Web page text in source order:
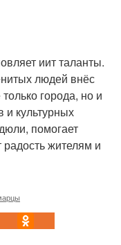
иит таланты.
людей внёс
города, но и
культурных
помогает
радость жителям и